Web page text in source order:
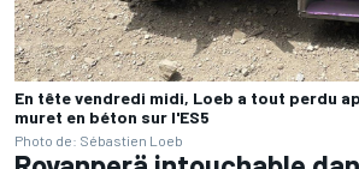
En tête vendredi midi, Loeb a tout perdu
muret en béton sur l'ES5
Photo de: Sébastien Loeb